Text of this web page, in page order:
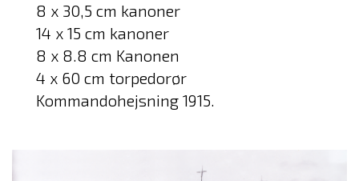
8 x 30,5 cm kanoner
14 x 15 cm kanoner
8 x 8.8 cm Kanonen
4 x 60 cm torpedorør
Kommandohejsning 1915.